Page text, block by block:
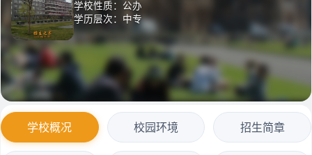
学校性质：公办
学历层次：中专
学校概况 校园环境 招生简章